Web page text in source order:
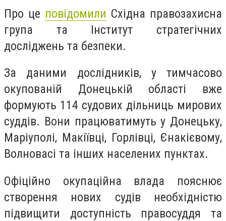
Про це повідомили Східна правозахисна
група та Інститут стратегічних
досліджень та безпеки.
За даними дослідників, у тимчасово
окупованій Донецькій області вже
формують 114 судових дільниць мирових
суддів. Вони працюватимуть у Донецьку,
Маріуполі, Макіївці, Горлівці, Єнакієвому,
Волновасі та інших населених пунктах.
Офіційно окупаційна влада пояснює
створення нових судів необхідністю
підвищити доступність правосуддя та